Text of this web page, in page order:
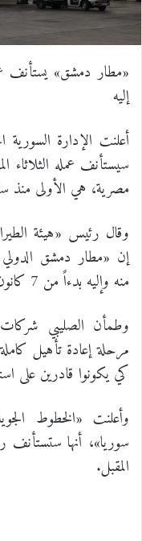
ن
«مطار دمشق» يستأنف
إليه
أعلنت الإدارة
سيستأنف عمله الثلاثاء
مصرية، هي الأولى منذ
وقال رئيس «هيئة
إن «مطار دمشق الدولي
منه وإليه بدءاً من 7 كانون الثاني الحالي».
وطمأن الصليبي شركات
مرحلة إعادة تأهيل
كي يكونوا قادرين على
وأعلنت «الخطوط
سوريا»، أنها ستستأنف
المقبل.